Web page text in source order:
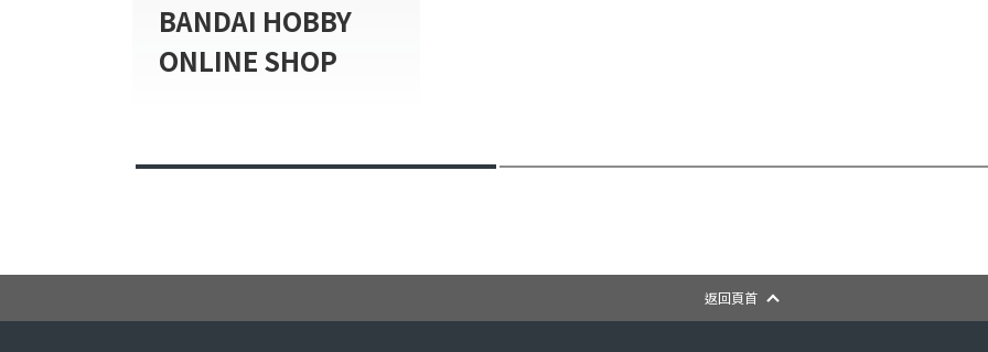
BANDAI HOBBY
ONLINE SHOP
返回頁首